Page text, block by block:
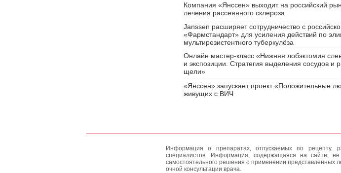
Компания «Янссен» выходит на российский
лечения рассеянного склероза
Janssen расширяет сотрудничество с
«Фармстандарт» для усиления действий по
мультирезистентного туберкулёза
Онлайн мастер-класс «Нижняя лобэктомия
и экспозиции. Стратегия выделения сосудов и
щели»
«Янссен» запускает проект «Положительные
живущих с ВИЧ
Информация о препаратах, отпускаемых по рецепту,
специалистов. Информация, содержащаяся на сайте,
самостоятельного решения о применении представленных
очной консультации врача.